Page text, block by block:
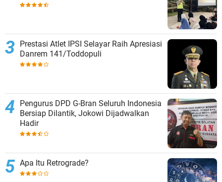
Prestasi Atlet IPSI Selayar Raih Apresiasi
Danrem 141/Toddopuli
Pengurus DPD G-Bran Seluruh Indonesia
Bersiap Dilantik, Jokowi Dijadwalkan
Hadir
Apa Itu Retrograde?